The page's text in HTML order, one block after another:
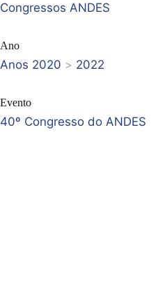
Congressos ANDES
Ano
Anos 2020 > 2022
Evento
40º Congresso do ANDES